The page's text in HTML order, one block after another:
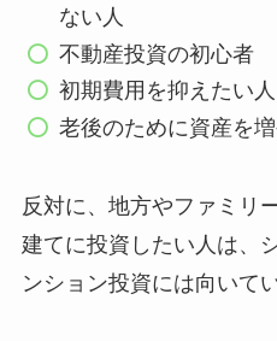
ない人
不動産投資の初心者
初期費用を抑えたい人
老後のために資産を
反対に、地方やファミリ
建てに投資したい人は、
ンション投資には向いて